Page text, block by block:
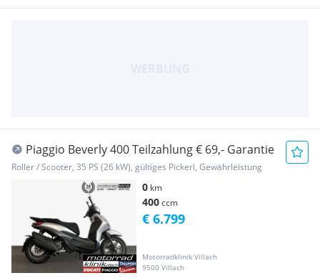
Piaggio Beverly 400 Teilzahlung € 69,- Garantie
Roller / Scooter, 35 PS (26 kW), gültiges Pickerl, Gewährleistung
0 km
400ccm
Motorradklinik Villach
9500 Villach
€ 6.799